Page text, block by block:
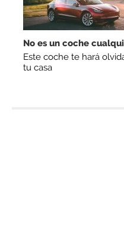
No es un coche
Este coche te hará
tu casa